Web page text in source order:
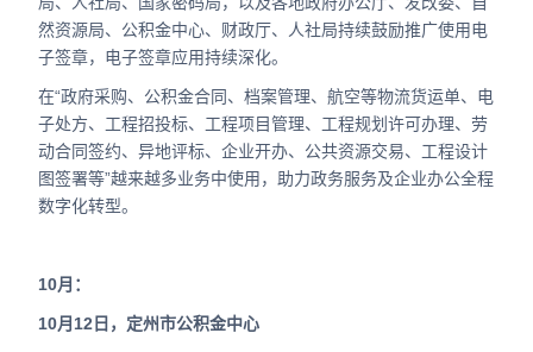
然资源局、公积金中心、财政厅、人社局持续鼓励推广使用电
子签章，电子签章应用持续深化。
在“政府采购、公积金合同、档案管理、航空等物流货运单、电
子处方、工程招投标、工程项目管理、工程规划许可办理、劳
动合同签约、异地评标、企业开办、公共资源交易、工程设计
图签署等”越来越多业务中使用，助力政务服务及企业办公全程
数字化转型。
10月：
10月12日，定州市公积金中心